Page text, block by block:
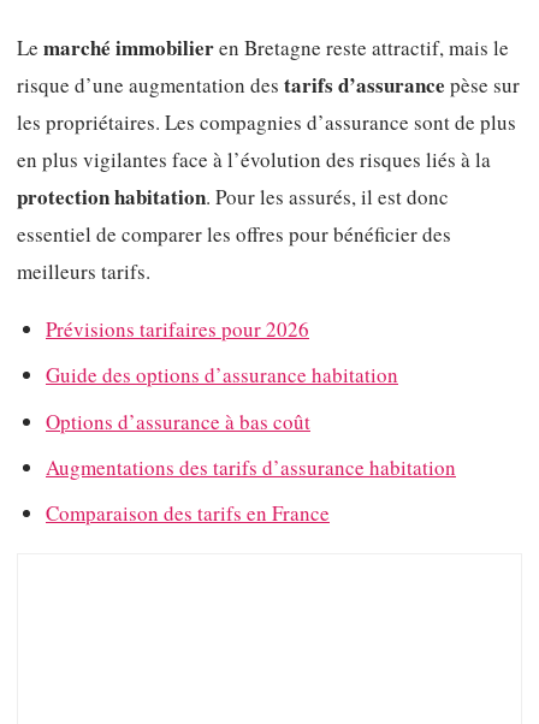
Le marché immobilieren Bretagne reste attractif, mais le
risque d’une augmentation des tarifs d’assurance pèse sur
les propriétaires. Les compagnies d’assurance sont de plus
en plus vigilantes face à l’évolution des risques liés à la
protection habitation. Pour les assurés, il est donc
essentiel de comparer les offres pour bénéficier des
meilleurs tarifs.
Prévisions tarifaires pour 2026
Guide des options d’assurance habitation
Options d’assurance à bas coût
Augmentations des tarifs d’assurance habitation
Comparaison des tarifs en France